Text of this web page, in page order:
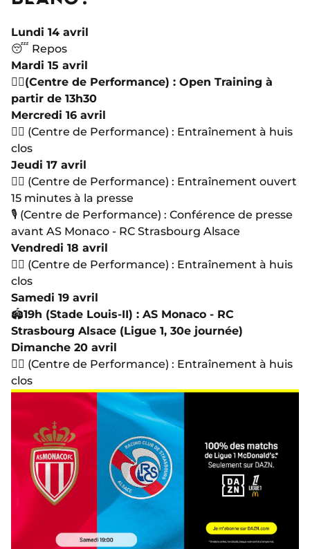
Lundi 14 avril
😴 Repos
Mardi 15 avril
🏋🏻(Centre de Performance) : Open Training à
partir de 13h30
Mercredi 16 avril
🏋🏻 (Centre de Performance) : Entraînement à huis
clos
Jeudi 17 avril
🏋🏻 (Centre de Performance) : Entraînement ouvert
15 minutes à la presse
🎙 (Centre de Performance) : Conférence de presse
avant AS Monaco - RC Strasbourg Alsace
Vendredi 18 avril
🏋🏻 (Centre de Performance) : Entraînement à huis
clos
Samedi 19 avril
🏟19h (Stade Louis-II) : AS Monaco - RC
Strasbourg Alsace (Ligue 1, 30e journée)
Dimanche 20 avril
🏋🏻 (Centre de Performance) : Entraînement à huis
clos